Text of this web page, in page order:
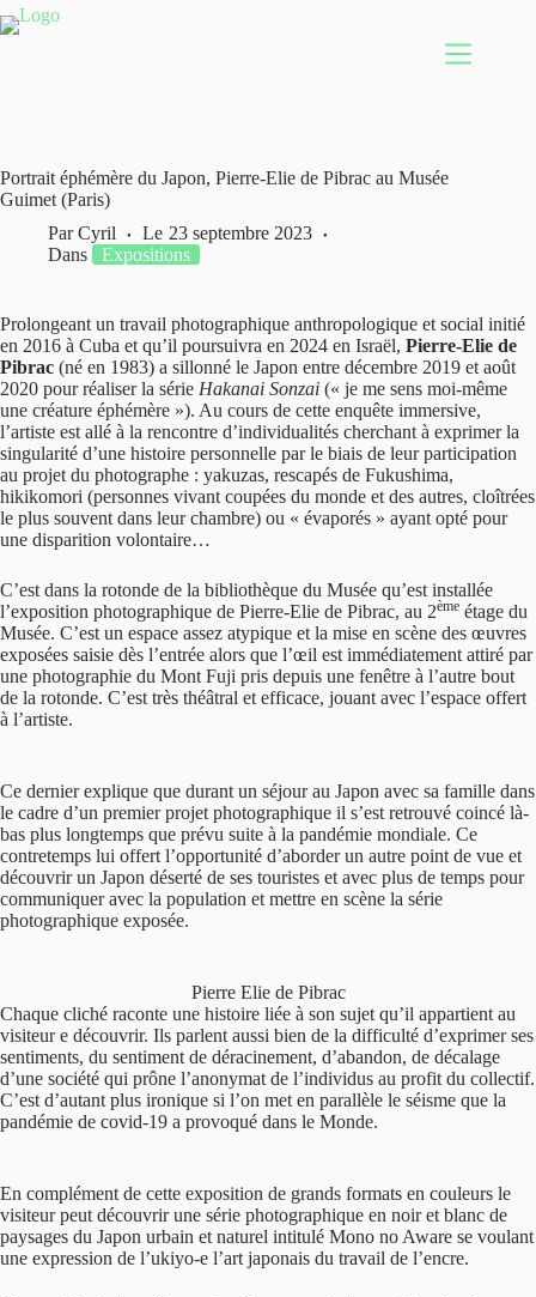
Passer
au
Portrait éphémère du Japon, Pierre-Elie de Pibrac au Musée
Guimet (Paris)
Par Cyril Le 23 septembre 2023
Dans
Expositions
Prolongeant un travail photographique anthropologique et social initié
en 2016 à Cuba et qu’il poursuivra en 2024 en Israël, Pierre-Elie de
Pibrac (né en 1983) a sillonné le Japon entre décembre 2019 et août
2020 pour réaliser la série Hakanai Sonzai (« je me sens moi-même
une créature éphémère »). Au cours de cette enquête immersive,
l’artiste est allé à la rencontre d’individualités cherchant à exprimer la
singularité d’une histoire personnelle par le biais de leur participation
au projet du photographe : yakuzas, rescapés de Fukushima,
hikikomori (personnes vivant coupées du monde et des autres, cloîtrées
le plus souvent dans leur chambre) ou « évaporés » ayant opté pour
une disparition volontaire…
C’est dans la rotonde de la bibliothèque du Musée qu’est installée
l’exposition photographique de Pierre-Elie de Pibrac, au 2ème étage du
Musée. C’est un espace assez atypique et la mise en scène des œuvres
exposées saisie dès l’entrée alors que l’œil est immédiatement attiré par
une photographie du Mont Fuji pris depuis une fenêtre à l’autre bout
de la rotonde. C’est très théâtral et efficace, jouant avec l’espace offert
à l’artiste.
Ce dernier explique que durant un séjour au Japon avec sa famille dans
le cadre d’un premier projet photographique il s’est retrouvé coincé là-
bas plus longtemps que prévu suite à la pandémie mondiale. Ce
contretemps lui offert l’opportunité d’aborder un autre point de vue et
découvrir un Japon déserté de ses touristes et avec plus de temps pour
communiquer avec la population et mettre en scène la série
photographique exposée.
Pierre Elie de Pibrac
Chaque cliché raconte une histoire liée à son sujet qu’il appartient au
visiteur e découvrir. Ils parlent aussi bien de la difficulté d’exprimer ses
sentiments, du sentiment de déracinement, d’abandon, de décalage
d’une société qui prône l’anonymat de l’individus au profit du collectif.
C’est d’autant plus ironique si l’on met en parallèle le séisme que la
pandémie de covid-19 a provoqué dans le Monde.
En complément de cette exposition de grands formats en couleurs le
visiteur peut découvrir une série photographique en noir et blanc de
paysages du Japon urbain et naturel intitulé Mono no Aware se voulant
une expression de l’ukiyo-e l’art japonais du travail de l’encre.